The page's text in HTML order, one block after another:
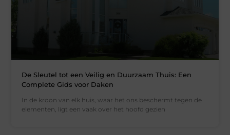
De Sleutel tot een Veilig en Duurzaam Thuis: Een
Complete Gids voor Daken
In de kroon van elk huis, waar het ons beschermt tegen de
elementen, ligt een vaak over het hoofd gezien